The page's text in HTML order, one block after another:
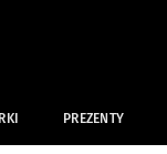
PREZENTY